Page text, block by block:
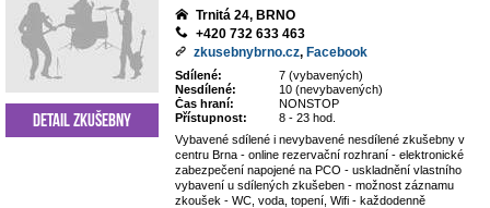
Trnitá 24, BRNO
+420 732 633 463
zkusebnybrno.cz, Facebook
Sdílené:
7 (vybavených)
Nesdílené:
10 (nevybavených)
Čas hraní:
NONSTOP
Přístupnost:
8 - 23 hod.
Vybavené sdílené i nevybavené nesdílené zkušebny v
centru Brna - online rezervační rozhraní - elektronické
zabezpečení napojené na PCO - uskladnění vlastního
vybavení u sdílených zkušeben - možnost záznamu
zkoušek - WC, voda, topení, Wifi - každodenně
Detail zkušebny